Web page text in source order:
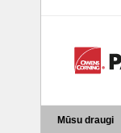
Mūsu draugi